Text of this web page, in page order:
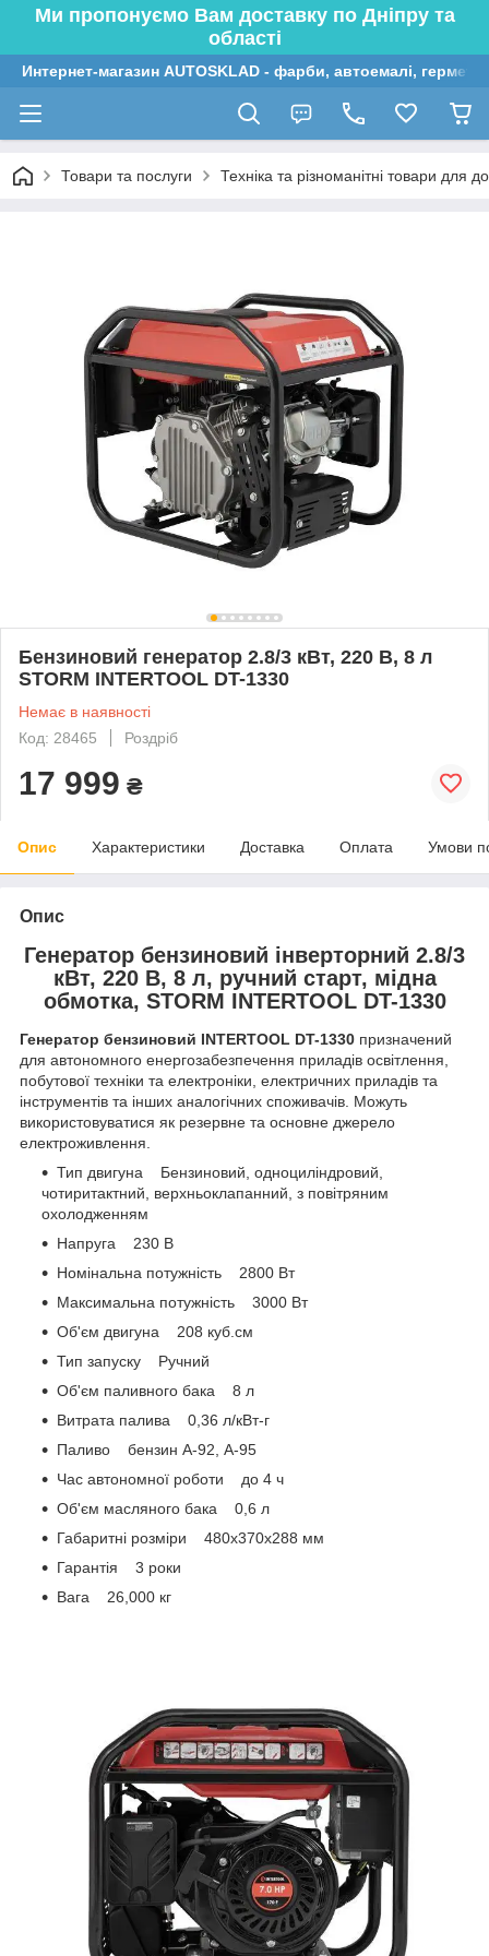
Ми пропонуємо Вам доставку по Дніпру та
області
Интернет-магазин AUTOSKLAD - фарби, автоемалі,
Товари та послуги Техніка та різноманітні товари для
Бензиновий генератор 2.8/3 кВт, 220 В, 8 л
STORM INTERTOOL DT-1330
Немає в наявності
Код: 28465
Роздріб
17 999 ₴
Опис Характеристики Доставка Оплата Умови
Опис
Генератор бензиновий інверторний 2.8/3
кВт, 220 В, 8 л, ручний старт, мідна
обмотка, STORM INTERTOOL DT-1330
Генератор бензиновий INTERTOOL DT-1330 призначений
для автономного енергозабезпечення приладів освітлення,
побутової техніки та електроніки, електричних приладів та
інструментів та інших аналогічних споживачів. Можуть
використовуватися як резервне та основне джерело
електроживлення.
Тип двигуна Бензиновий, одноциліндровий,
чотиритактний, верхньоклапанний, з повітряним
охолодженням
Напруга 230 В
Номінальна потужність 2800 Вт
Максимальна потужність 3000 Вт
Об'єм двигуна 208 куб.см
Тип запуску Ручний
Об'єм паливного бака 8 л
Витрата палива 0,36 л/кВт-г
Паливо бензин А-92, А-95
Час автономної роботи до 4 ч
Об'єм масляного бака 0,6 л
Габаритні розміри 480х370х288 мм
Гарантія 3 роки
Вага 26,000 кг